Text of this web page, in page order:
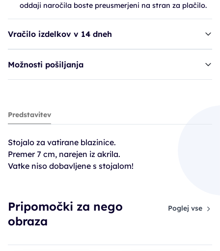
oddaji naročila boste preusmerjeni na stran za plačilo.
Vračilo izdelkov v 14 dneh
Možnosti pošiljanja
stojalo za blazinice SIB vatirane
12,90€
Predstavitev
Stojalo za vatirane blazinice.
Premer 7 cm, narejen iz akrila.
Vatke niso dobavljene s stojalom!
Pripomočki za nego
obraza
Poglej vse